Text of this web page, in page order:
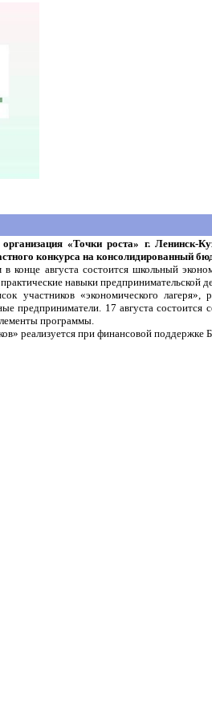
«Точки роста» г. Ленинск-
конкурса на консолидированный
конце августа состоится школьный
навыки предпринимательской
участников «экономического лагеря»,
предприниматели. 17 августа
программы.
реализуется при финансовой поддержке